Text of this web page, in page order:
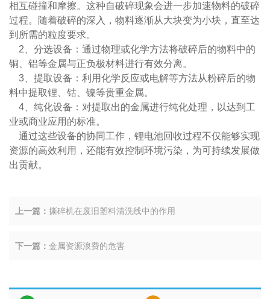
相互碰撞和摩擦。这种自破碎现象会进一步加速物料的破碎
过程。随着破碎的深入，物料逐渐从大块变为小块，直至达
到所需的粒度要求。
2、分选设备：通过物理或化学方法将破碎后的物料中的
铜、铝等金属与正负极材料进行有效分离。
3、提取设备：利用化学反应或电解等方法从粉碎后的物
料中提取锂、钴、镍等贵重金属。
4、纯化设备：对提取出的金属进行纯化处理，以达到工
业或商业应用的标准。
通过这些设备的协同工作，锂电池回收过程不仅能够实现
资源的高效利用，还能有效控制环境污染，为可持续发展做
出贡献。
上一篇： 撕碎机在废旧塑料清洗线中的作用
下一篇： 金属资源浪费的危害